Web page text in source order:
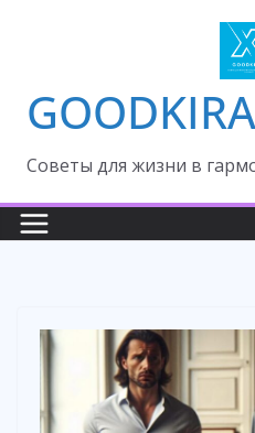
GOODKIRA
Cоветы для жизни в